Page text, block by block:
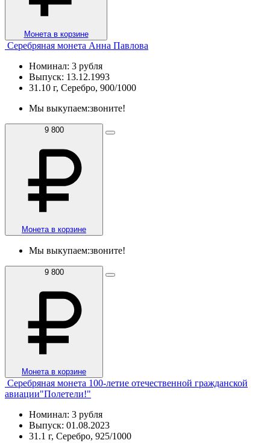
Монета в корзине
Серебряная монета Анна Павлова
Номинал: 3 рубля
Выпуск: 13.12.1993
31.10 г, Серебро, 900/1000
Мы выкупаем:звоните!
9 800
Монета в корзине
Мы выкупаем:звоните!
9 800
Монета в корзине
Серебряная монета 100-летие отечественной гражданской
авиации"Полетели!"
Номинал: 3 рубля
Выпуск: 01.08.2023
31.1 г, Серебро, 925/1000